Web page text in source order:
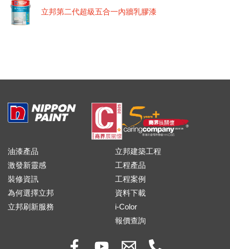
立邦第二代超級五合一內牆乳膠漆
油漆產品
激發新靈感
裝修資訊
為何選擇立邦
立邦刷新服務
立邦建築工程
工程產品
工程案例
資料下載
i-Color
報價查詢